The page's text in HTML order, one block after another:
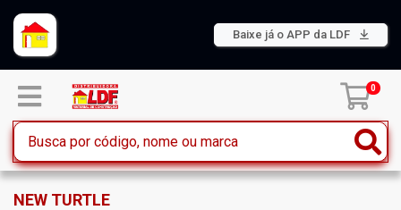
Baixe já o APP da LDF
0
NEW TURTLE